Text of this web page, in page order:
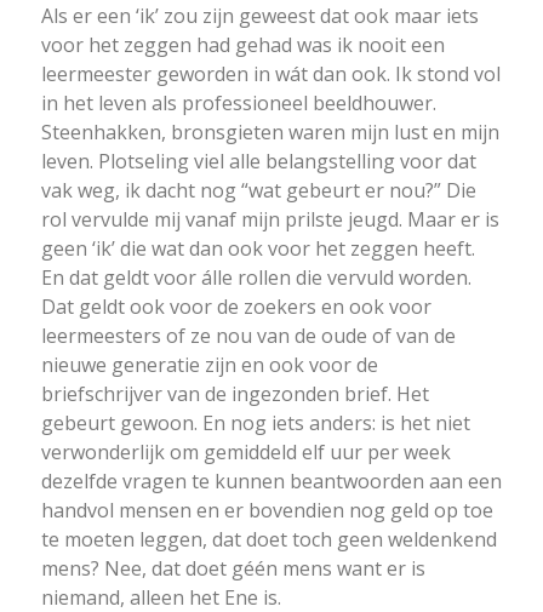
Als er een ‘ik’ zou zijn geweest dat ook maar iets
voor het zeggen had gehad was ik nooit een
leermeester geworden in wát dan ook. Ik stond vol
in het leven als professioneel beeldhouwer.
Steenhakken, bronsgieten waren mijn lust en mijn
leven. Plotseling viel alle belangstelling voor dat
vak weg, ik dacht nog “wat gebeurt er nou?” Die
rol vervulde mij vanaf mijn prilste jeugd. Maar er is
geen ‘ik’ die wat dan ook voor het zeggen heeft.
En dat geldt voor álle rollen die vervuld worden.
Dat geldt ook voor de zoekers en ook voor
leermeesters of ze nou van de oude of van de
nieuwe generatie zijn en ook voor de
briefschrijver van de ingezonden brief. Het
gebeurt gewoon. En nog iets anders: is het niet
verwonderlijk om gemiddeld elf uur per week
dezelfde vragen te kunnen beantwoorden aan een
handvol mensen en er bovendien nog geld op toe
te moeten leggen, dat doet toch geen weldenkend
mens? Nee, dat doet géén mens want er is
niemand, alleen het Ene is.